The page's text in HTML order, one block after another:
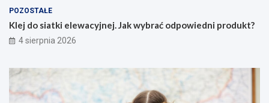
POZOSTAŁE
Klej do siatki elewacyjnej. Jak wybrać odpowiedni produkt?
4 sierpnia 2026